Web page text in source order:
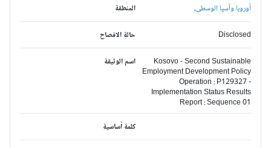
المنطقة أوروبا وآسيا الوسطى,
حالة الافصاح Disclosed
اسم الوثيقة
Kosovo - Second Sustainable
Employment Development Policy
Operation : P129327 -
Implementation Status Results
Report : Sequence 01
كلمة أساسية